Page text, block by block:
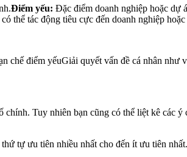
Điểm yếu: Đặc điểm doanh nghiệp hoặc dự
thể tác động tiêu cực đến doanh nghiệp hoặc
điểm yếuGiải quyết vấn đề cá nhân
Tuy nhiên bạn cũng có thể liệt kê các
tự ưu tiên nhiều nhất cho đến ít ưu tiên nhất.